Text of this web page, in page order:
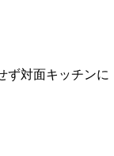
ず対面キッチンに